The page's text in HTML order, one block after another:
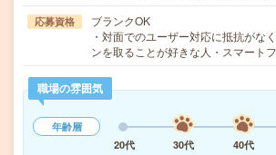
応募資格
ブランクOK
・対面でのユーザー対応に抵抗がな
ンを取ることが好きな人・スマート
職場の雰囲気
年齢層
20代
30代 40代